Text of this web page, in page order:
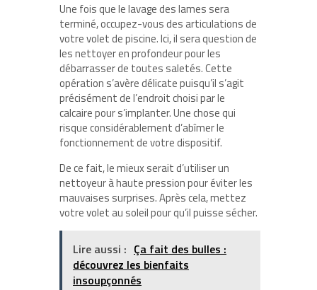
Une fois que le lavage des lames sera
terminé, occupez-vous des articulations de
votre volet de piscine. Ici, il sera question de
les nettoyer en profondeur pour les
débarrasser de toutes saletés. Cette
opération s’avère délicate puisqu’il s’agit
précisément de l’endroit choisi par le
calcaire pour s’implanter. Une chose qui
risque considérablement d’abîmer le
fonctionnement de votre dispositif.
De ce fait, le mieux serait d’utiliser un
nettoyeur à haute pression pour éviter les
mauvaises surprises. Après cela, mettez
votre volet au soleil pour qu’il puisse sécher.
Lire aussi : Ça fait des bulles :
découvrez les bienfaits
insoupçonnés